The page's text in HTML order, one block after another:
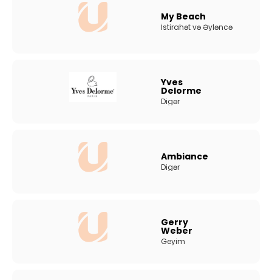
My Beach
İstirahət və Əyləncə
Yves
Delorme
Digər
Ambiance
Digər
Gerry
Weber
Geyim